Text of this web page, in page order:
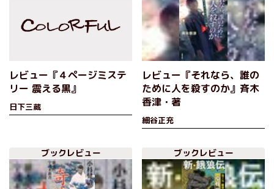
レビュー『４ページミステ
リー 震える黒』
日下三蔵
レビュー『それなら、誰の
ために人を殺すのか』斉木
香津・著
細谷正充
ブックレビュー ブックレビュー